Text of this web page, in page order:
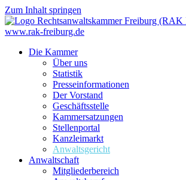
Zum Inhalt springen
Die Kammer
Über uns
Statistik
Presseinformationen
Der Vorstand
Geschäftsstelle
Kammersatzungen
Stellenportal
Kanzleimarkt
Anwaltsgericht
Anwaltschaft
Mitgliederbereich